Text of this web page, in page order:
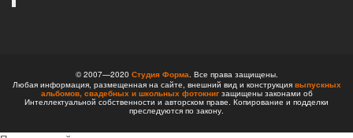
© 2007—2020 Студия Форма. Все права защищены.
Любая информация, размещенная на сайте, внешний вид и конструкция выпускных
альбомов, свадебных и школьных фотокнигзащищены законами об
Интеллектуальной собственности и авторском праве. Копирование и подделки
преследуются по закону.